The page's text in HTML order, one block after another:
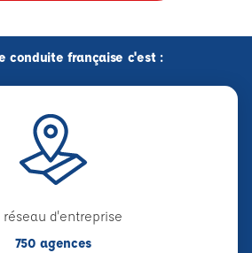
conduite française c'est :
réseau d'entreprise
750 agences